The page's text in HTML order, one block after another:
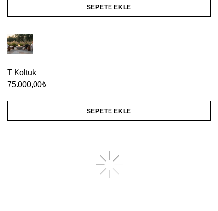
seçilebilir
SEPETE EKLE
ürünün
birden
fazla
varyasyonu
T Koltuk
75.000,00₺
SEPETE EKLE